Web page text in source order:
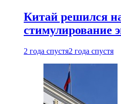
Китай решился
стимулирование
2 года спустя2 года спустя